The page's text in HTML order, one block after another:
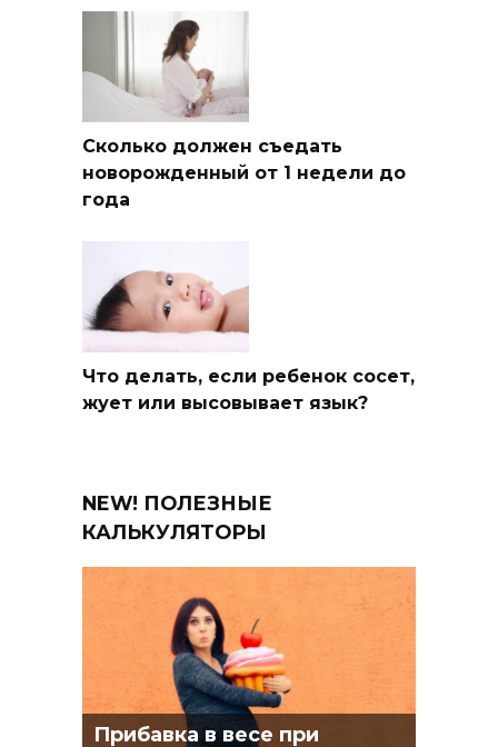
Сколько должен съедать
новорожденный от 1 недели до
года
Что делать, если ребенок сосет,
жует или высовывает язык?
NEW! ПОЛЕЗНЫЕ
КАЛЬКУЛЯТОРЫ
Прибавка в весе при